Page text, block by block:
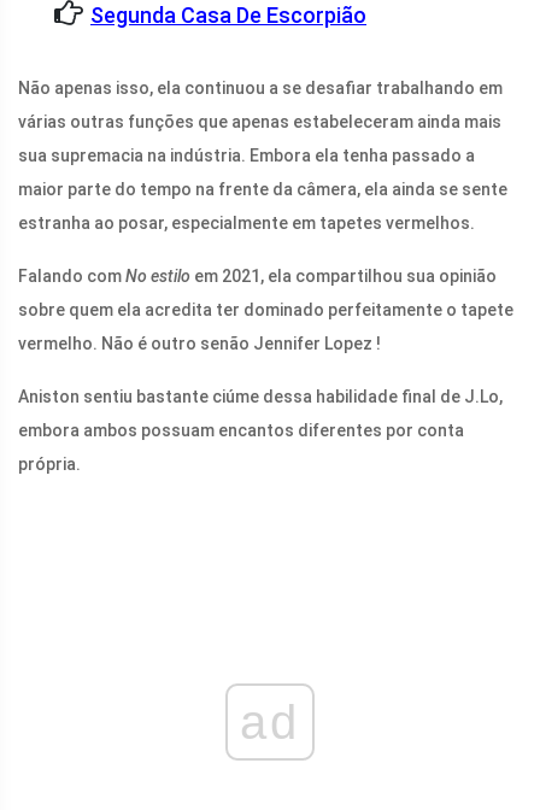
Segunda Casa De Escorpião
Não apenas isso, ela continuou a se desafiar trabalhando em
várias outras funções que apenas estabeleceram ainda mais
sua supremacia na indústria. Embora ela tenha passado a
maior parte do tempo na frente da câmera, ela ainda se sente
estranha ao posar, especialmente em tapetes vermelhos.
Falando comNo estilo em 2021, ela compartilhou sua opinião
sobre quem ela acredita ter dominado perfeitamente o tapete
vermelho. Não é outro senão Jennifer Lopez !
Aniston sentiu bastante ciúme dessa habilidade final de J.Lo,
embora ambos possuam encantos diferentes por conta
própria.
ad